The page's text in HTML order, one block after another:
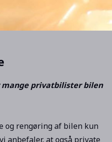
mange privatbilister bilen
og rengøring af bilen kun
anbefaler, at også private